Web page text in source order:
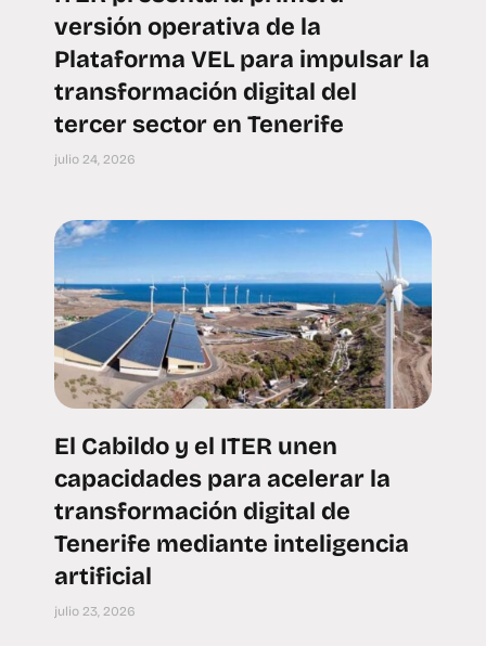
versión operativa de la
Plataforma VEL para impulsar la
transformación digital del
tercer sector en Tenerife
julio 24, 2026
El Cabildo y el ITER unen
capacidades para acelerar la
transformación digital de
Tenerife mediante inteligencia
artificial
julio 23, 2026